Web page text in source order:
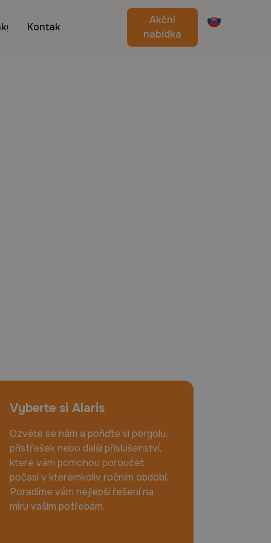
Kontakt
Akční
nabídka
Vyberte si Alaris
Ozvěte se nám a pořiďte si pergolu,
přístřešek nebo další příslušenství,
které vám pomohou poroučet
počasí v kterémkoliv ročním období.
Poradíme vám nejlepší řešení na
míru vašim potřebám.